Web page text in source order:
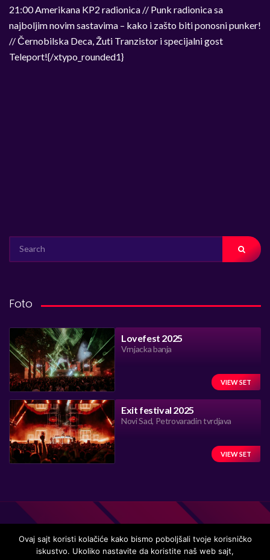
21:00 Amerikana KP2 radionica // Punk radionica sa
najboljim novim sastavima – kako i zašto biti ponosni punker!
// Černobilska Deca, Žuti Tranzistor i specijalni gost
Teleport!{/xtypo_rounded1}
FOR:
Foto
Lovefest 2025
Vrnjacka banja
VIEW SET
Exit festival 2025
Novi Sad, Petrovaradin tvrdjava
VIEW SET
Ovaj sajt koristi kolačiće kako bismo poboljšali tvoje korisničko
iskustvo. Ukoliko nastavite da koristite naš web sajt,